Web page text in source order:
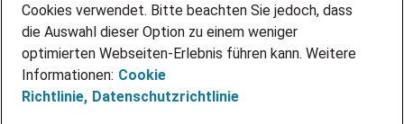
KONTAKT
@Adecco 2026
IMPRESSUM
DATENSCHUTZ
Cookies verwendet. Bitte beachten Sie jedoch, dass
die Auswahl dieser Option zu einem weniger
optimierten Webseiten-Erlebnis führen kann. Weitere
Informationen: Cookie
Richtlinie, Datenschutzrichtlinie